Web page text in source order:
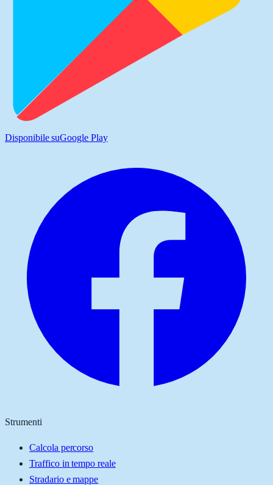
Disponibile suGoogle Play
Strumenti
Calcola percorso
Traffico in tempo reale
Stradario e mappe